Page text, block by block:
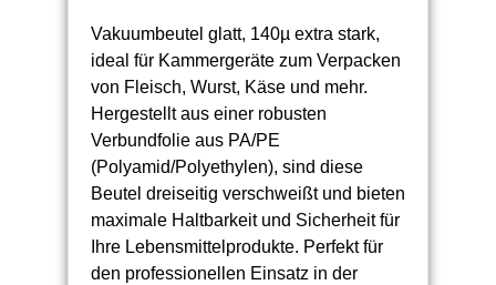
Vakuumbeutel glatt, 140µ extra stark,
ideal für Kammergeräte zum Verpacken
von Fleisch, Wurst, Käse und mehr.
Hergestellt aus einer robusten
Verbundfolie aus PA/PE
(Polyamid/Polyethylen), sind diese
Beutel dreiseitig verschweißt und bieten
maximale Haltbarkeit und Sicherheit für
Ihre Lebensmittelprodukte. Perfekt für
den professionellen Einsatz in der